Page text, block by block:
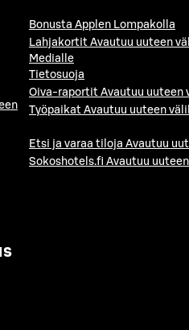
Bonusta Applen Lompakolla
Lahjakortit Avautuu uuteen
Medialle
Tietosuoja
Oiva-raportit Avautuu uuteen
Työpaikat Avautuu uuteen
Etsi ja varaa tiloja Avautuu
Sokoshotels.fi Avautuu